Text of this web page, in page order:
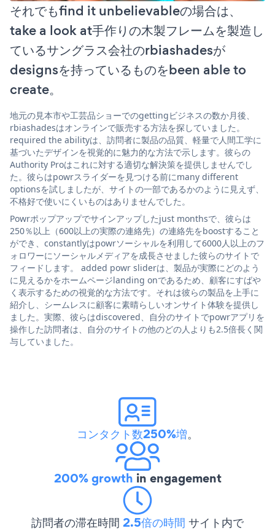
それでもfind it unbelievableの場合は、
take a look at手作りの木製フレームを製造し
ているサングラス会社のrbiashadesが
designsを持っているものをbeen able to
create。
地元の見本市や工芸品ショーでのgettingビジネスの数か月後、
rbiashadesはオンラインで販売する方法を探していました。
required the abilityは、訪問者に製品の品質、軽量で人間工学に
基づいたデザインを視覚的に魅力的な方法で示します。彼らの
Authority Proはこれに対する適切な解決策を提供しませんでし
た。彼らはpowrスライダーを見つける前にmany different
optionsを試しましたが、サイトの一部であるかのように見えず、
不格好で使いにくいものはありませんでした。
Powrポップアップでサインアップしたjust monthsで、彼らは
250％以上（600以上の実際の連絡先）の連絡先をboostすること
ができ、constantlyはpowrソーシャルを利用して6000人以上のフ
ォロワーにソーシャルメディアを成長させました彼らのサイトで
フィードします。 added powr sliderは、製品が実際にどのよう
に見えるかをホームページlanding onであるため、顧客にすばや
く表示するための視覚的な方法です。それは彼らの製品を上手に
紹介し、シームレスに顧客に素晴らしいオンサイト体験を提供し
ました。実際、彼らはdiscovered、自分のサイトでpowrアプリを
操作した訪問者は、自分のサイトの他のどの人よりも2.5倍長く関
与していました。
コンタクト数250%増。
200% growth in engagement
訪問者の滞在時間 2.5倍の時間 サイト内で